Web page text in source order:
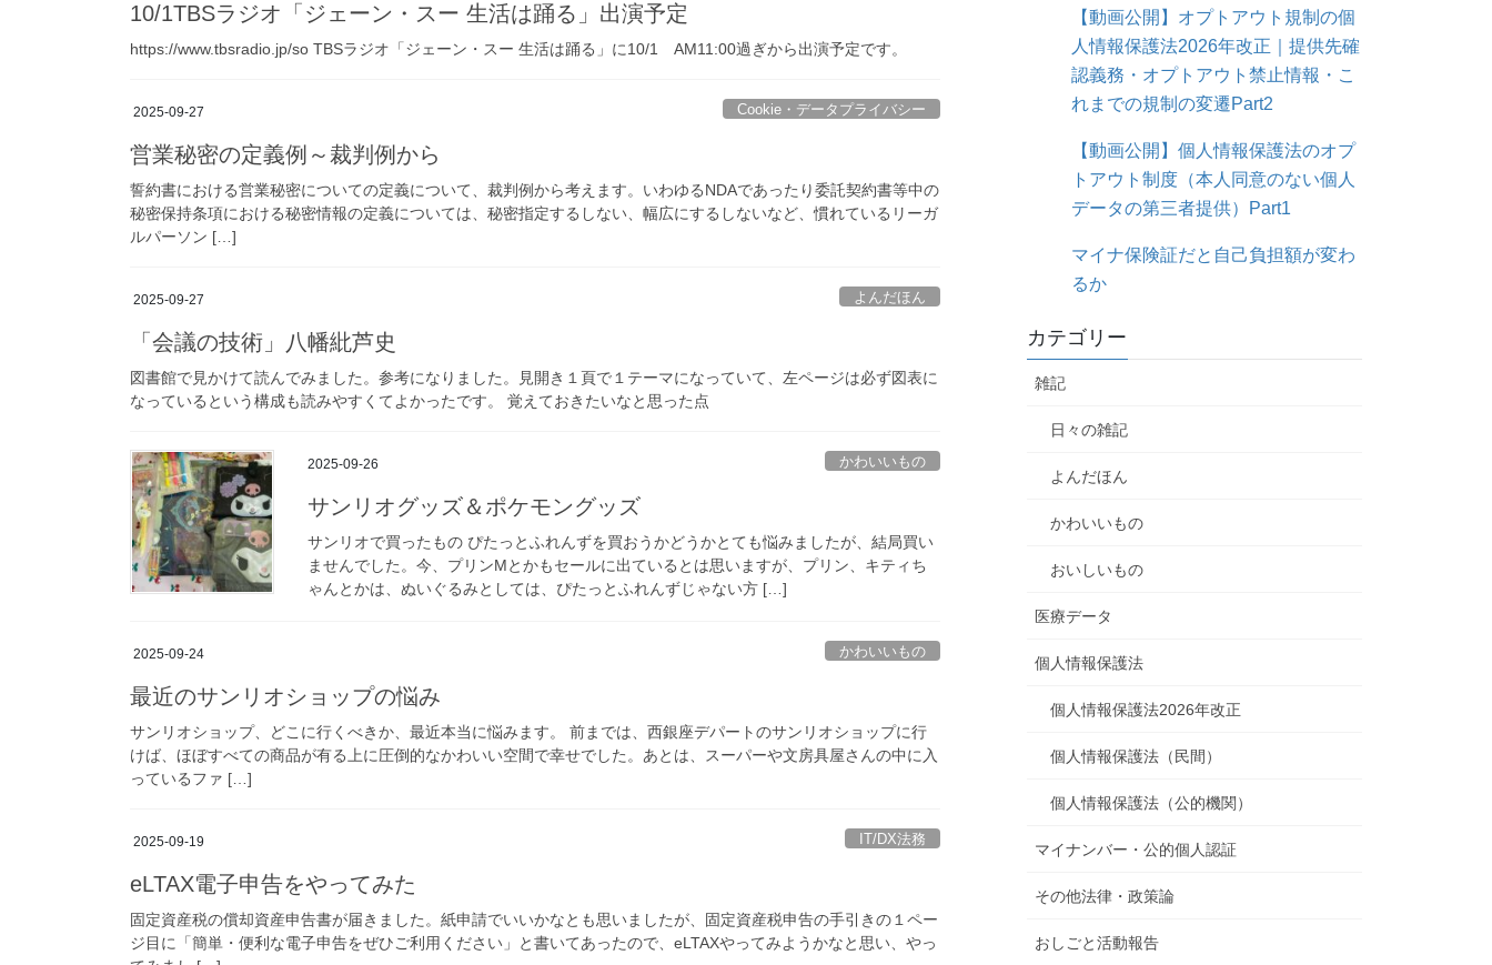
10/1TBSラジオ「ジェーン・スー 生活は踊る」出演予定
https://www.tbsradio.jp/so TBSラジオ「ジェーン・スー 生活は踊る」に10/1 AM11:00過ぎから出演予定です。
2025-09-27 Cookie・データプライバシー
営業秘密の定義例～裁判例から
誓約書における営業秘密についての定義について、裁判例から考えます。いわゆるNDAであったり委託契約書等中の
秘密保持条項における秘密情報の定義については、秘密指定するしない、幅広にするしないなど、慣れているリーガ
ルパーソン […]
2025-09-27 よんだほん
「会議の技術」八幡紕芦史
図書館で見かけて読んでみました。参考になりました。見開き１頁で１テーマになっていて、左ページは必ず図表に
なっているという構成も読みやすくてよかったです。 覚えておきたいなと思った点
2025-09-26 かわいいもの
サンリオグッズ＆ポケモングッズ
サンリオで買ったもの ぴたっとふれんずを買おうかどうかとても悩みましたが、結局買い
ませんでした。今、プリンMとかもセールに出ているとは思いますが、プリン、キティち
ゃんとかは、ぬいぐるみとしては、ぴたっとふれんずじゃない方 […]
2025-09-24 かわいいもの
最近のサンリオショップの悩み
サンリオショップ、どこに行くべきか、最近本当に悩みます。 前までは、西銀座デパートのサンリオショップに行
けば、ほぼすべての商品が有る上に圧倒的なかわいい空間で幸せでした。あとは、スーパーや文房具屋さんの中に入
っているファ […]
2025-09-19 IT/DX法務
eLTAX電子申告をやってみた
固定資産税の償却資産申告書が届きました。紙申請でいいかなとも思いましたが、固定資産税申告の手引きの１ペー
ジ目に「簡単・便利な電子申告をぜひご利用ください」と書いてあったので、eLTAXやってみようかなと思い、やっ
【動画公開】オプトアウト規制の個
人情報保護法2026年改正｜提供先確
認義務・オプトアウト禁止情報・こ
れまでの規制の変遷Part2
【動画公開】個人情報保護法のオプ
トアウト制度（本人同意のない個人
データの第三者提供）Part1
マイナ保険証だと自己負担額が変わ
るか
カテゴリー
雑記
日々の雑記
よんだほん
かわいいもの
おいしいもの
医療データ
個人情報保護法
個人情報保護法2026年改正
個人情報保護法（民間）
個人情報保護法（公的機関）
マイナンバー・公的個人認証
その他法律・政策論
おしごと活動報告